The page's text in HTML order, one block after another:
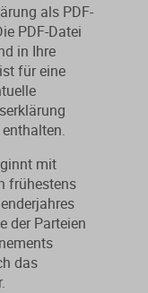
als PDF-
PDF-Datei
in Ihre
für eine
mit
frühestens
der Parteien
das